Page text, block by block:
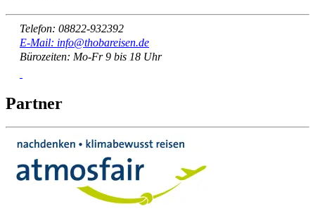
Telefon: 08822-932392
E-Mail: info@thobareisen.de
Bürozeiten: Mo-Fr 9 bis 18 Uhr
Partner